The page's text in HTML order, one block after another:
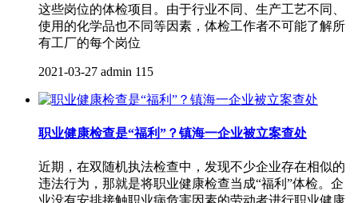
这些岗位的体检项目。由于行业不同、生产工艺不同、
使用的化学品也不同等因素，体检工作者不可能了解所
有工厂的每个岗位
2021-03-27 admin 115
职业健康检查是“福利”？镇海一企业被立案查处
近期，在双随机执法检查中，发现不少企业存在相似的
违法行为，那就是将职业健康检查当成“福利”体检。企